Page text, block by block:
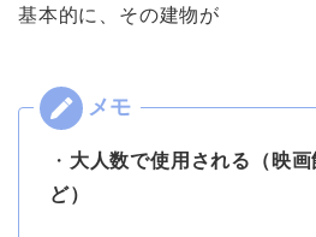
基本的に、その建物が
・ 大人数で使用される（映
ど）